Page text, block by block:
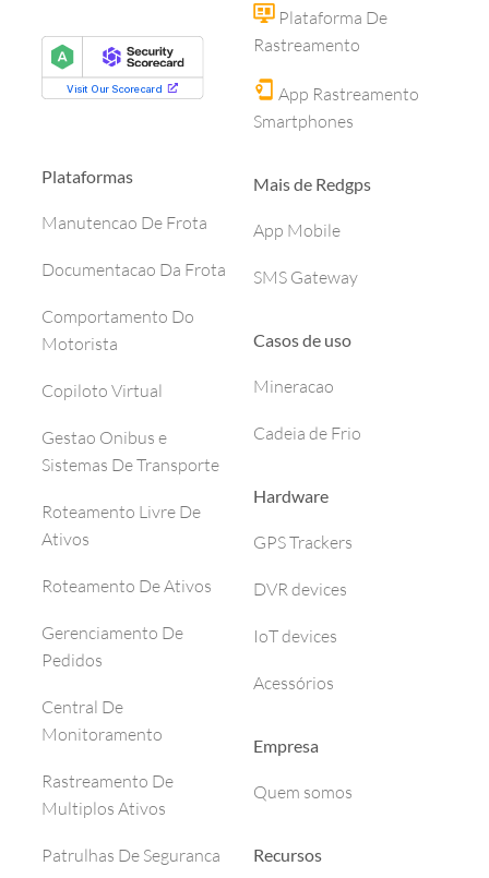
Plataformas
Manutencao De Frota
Documentacao Da Frota
Comportamento Do
Motorista
Copiloto Virtual
Gestao Onibus e
Sistemas De Transporte
Roteamento Livre De
Ativos
Roteamento De Ativos
Gerenciamento De
Pedidos
Central De
Monitoramento
Rastreamento De
Multiplos Ativos
Patrulhas De Seguranca
Plataforma De
Rastreamento
App Rastreamento
Smartphones
Mais de Redgps
App Mobile
SMS Gateway
Casos de uso
Mineracao
Cadeia de Frio
Hardware
GPS Trackers
DVR devices
IoT devices
Acessórios
Empresa
Quem somos
Recursos